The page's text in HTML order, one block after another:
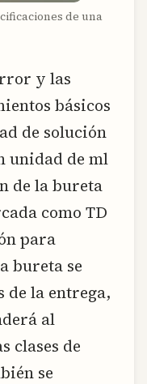
de una
y las
básicos
de solución
unidad de ml
de la bureta
como TD
para
bureta se
de la entrega,
al
clases de
se